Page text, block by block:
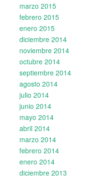
marzo 2015
febrero 2015
enero 2015
diciembre 2014
noviembre 2014
octubre 2014
septiembre 2014
agosto 2014
julio 2014
junio 2014
mayo 2014
abril 2014
marzo 2014
febrero 2014
enero 2014
diciembre 2013